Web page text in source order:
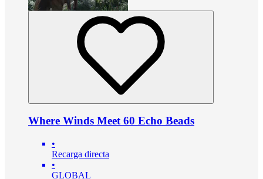
Where Winds Meet 60 Echo Beads
•
Recarga directa
•
GLOBAL